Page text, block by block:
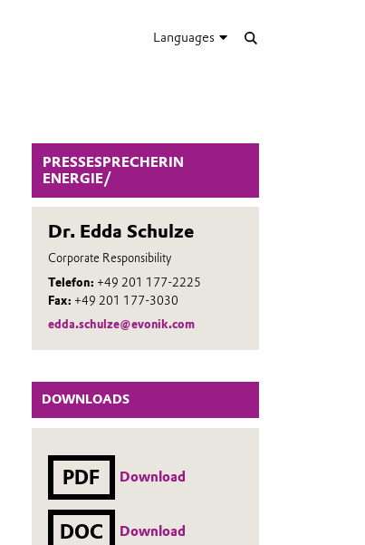
Languages
PRESSESPRECHERIN
ENERGIE/
Dr. Edda Schulze
Corporate Responsibility
Telefon: +49 201 177-2225
Fax: +49 201 177-3030
edda.schulze@evonik.com
DOWNLOADS
PDF Download
DOC Download